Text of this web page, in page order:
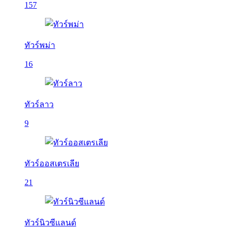
157
ทัวร์พม่า
16
ทัวร์ลาว
9
ทัวร์ออสเตรเลีย
21
ทัวร์นิวซีแลนด์